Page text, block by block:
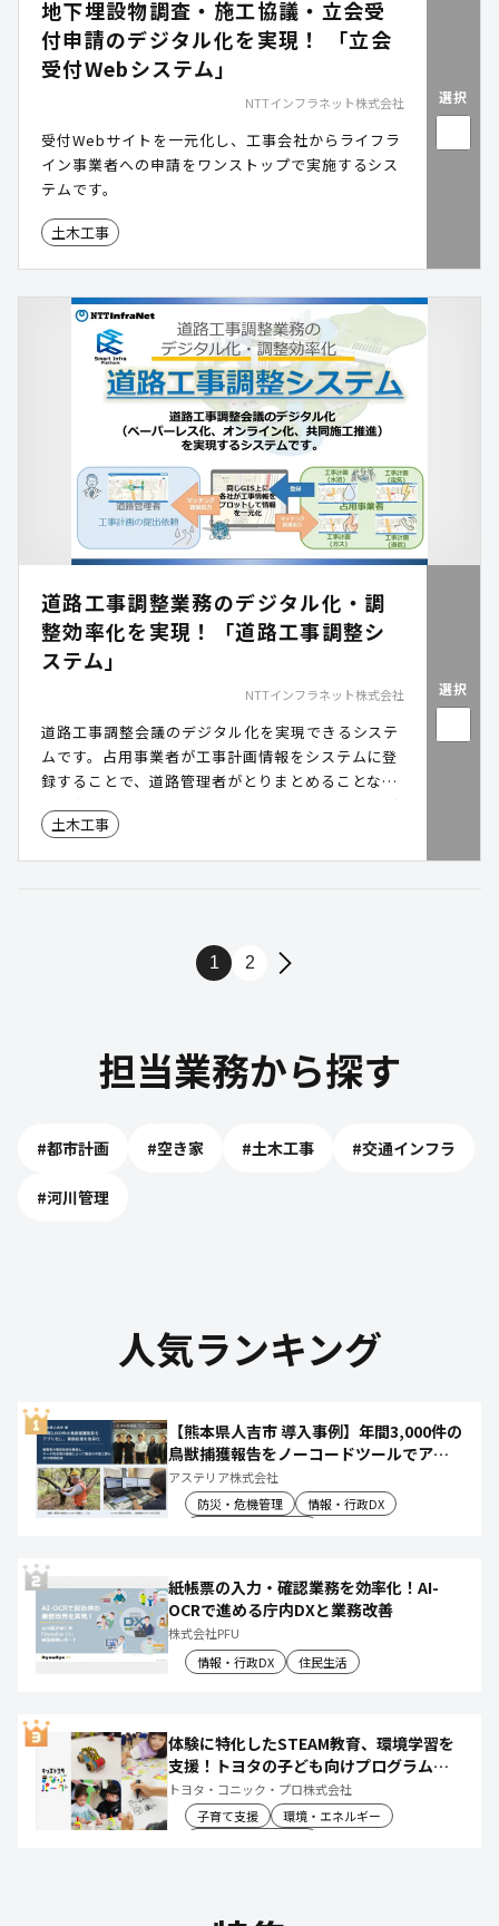
地下埋設物調査・施工協議・立会受
付申請のデジタル化を実現！ 「立会
受付Webシステム」
NTTインフラネット株式会社
受付Webサイトを一元化し、工事会社からライフラ
イン事業者への申請をワンストップで実施するシス
テムです。
土木工事
選択
道路工事調整業務のデジタル化・調
整効率化を実現！「道路工事調整シ
ステム」
NTTインフラネット株式会社
道路工事調整会議のデジタル化を実現できるシステ
ムです。占用事業者が工事計画情報をシステムに登
録することで、道路管理者がとりまとめることな
く、各者の工事計画情報を一元的に管理することが
できます。
土木工事
選択
1 2
担当業務から探す
#都市計画 #空き家 #土木工事 #交通インフラ
#河川管理
人気ランキング
【熊本県人吉市 導入事例】年間3,000件の
鳥獣捕獲報告をノーコードツールでアプ
リ化し、月50時間の庁内作業を削減
アステリア株式会社
防災・危機管理
情報・行政DX
紙帳票の入力・確認業務を効率化！AI-
OCRで進める庁内DXと業務改善
株式会社PFU
情報・行政DX
住民生活
体験に特化したSTEAM教育、環境学習を
支援！トヨタの子ども向けプログラムで
社会や将来について楽しく学べる体験機
会を創出
トヨタ・コニック・プロ株式会社
子育て支援
環境・エネルギー